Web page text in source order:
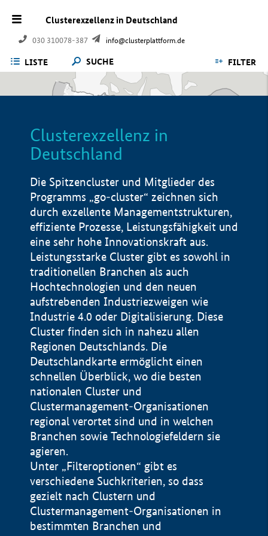
Clusterexzellenz in Deutschland
030 310078-387 info@clusterplattform.de
LISTE SUCHE FILTER
Clusterexzellenz in
Deutschland
Die Spitzencluster und Mitglieder des
Programms „go-cluster“ zeichnen sich
durch exzellente Managementstrukturen,
effiziente Prozesse, Leistungsfähigkeit und
eine sehr hohe Innovationskraft aus.
Leistungsstarke Cluster gibt es sowohl in
traditionellen Branchen als auch
Hochtechnologien und den neuen
aufstrebenden Industriezweigen wie
Industrie 4.0 oder Digitalisierung. Diese
Cluster finden sich in nahezu allen
Regionen Deutschlands. Die
Deutschlandkarte ermöglicht einen
schnellen Überblick, wo die besten
nationalen Cluster und
Clustermanagement-Organisationen
regional verortet sind und in welchen
Branchen sowie Technologiefeldern sie
agieren.
Unter „Filteroptionen“ gibt es
verschiedene Suchkriterien, so dass
gezielt nach Clustern und
Clustermanagement-Organisationen in
bestimmten Branchen und
Impressum
Datenschutzerklärung
BMWE, 2026 ©
100 km © Geobasis-DE / BKG 2015